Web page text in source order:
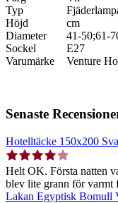
Typ
Höjd
cm
Diameter
41-50;61-
Sockel
E27
Varumärke
Venture
Senaste
Hotelltäcke 150x200
Helt OK. Första natten
blev lite grann för varmt
Lakan Egyptisk Bomull